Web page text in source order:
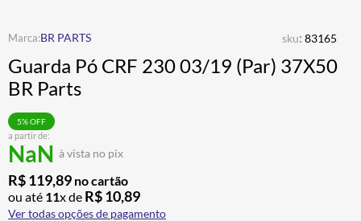
BR PARTS sku: 83165
Guarda Pó CRF 230 03/19 (Par) 37X50
BR Parts
a partir de:
NaN à vista no pix
5% OFF
R$119,89 no cartão
ou até 11x de R$10,89
Ver todas opções de pagamento
4º ÓCULOS SOLAR
5º LUVA
6 º ALPINESTAR
7º
8 º CALÇA
9º AIROH
10º BOTAS